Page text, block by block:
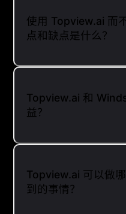
使用 Topview.ai 而
点和缺点是什么？
Topview.ai 和
益？
Topview.ai 可以做
到的事情？